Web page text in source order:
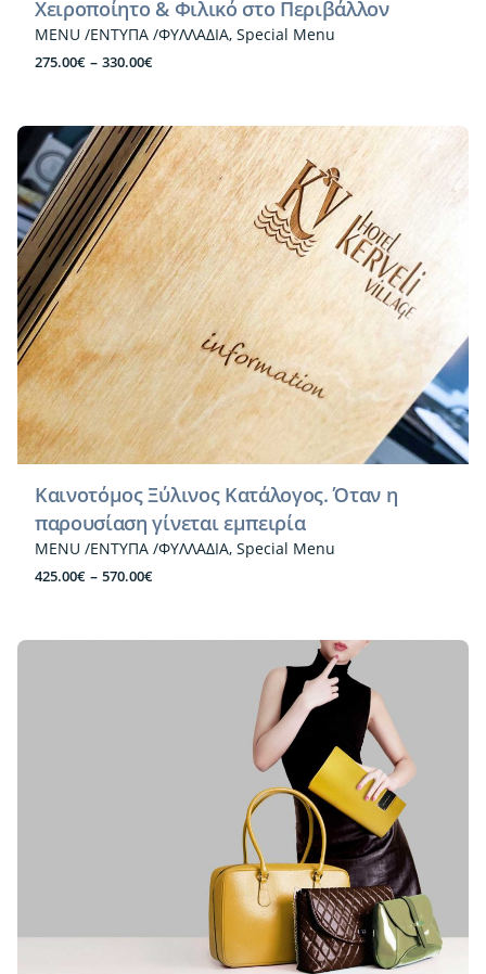
Χειροποίητο & Φιλικό στο Περιβάλλον
MENU /ΕΝΤΥΠΑ /ΦΥΛΛΑΔΙΑ Special Menu
275.00€ – 330.00€Price
through
330.00€
Καινοτόμος Ξύλινος Κατάλογος. Όταν η
παρουσίαση γίνεται εμπειρία
MENU /ΕΝΤΥΠΑ /ΦΥΛΛΑΔΙΑ Special Menu
425.00€ – 570.00€Price